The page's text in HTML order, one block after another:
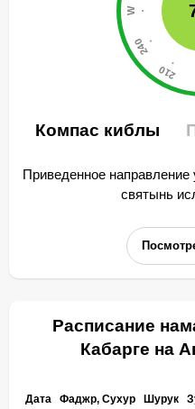
Компас киблы
Приведенное направление
святынь
Расписание
Кабарге на
Дата Фаджр, Сухур Шурук